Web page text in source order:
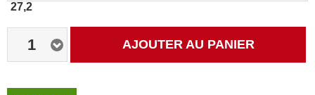
27,2
1 AJOUTER AU PANIER